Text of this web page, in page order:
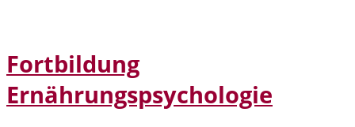
Fortbildung
Ernährungspsychologie